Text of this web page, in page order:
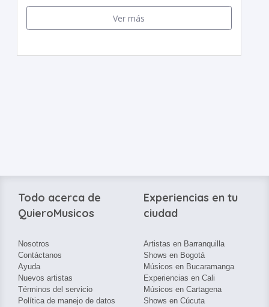
Ver más
Todo acerca de
QuieroMusicos
Nosotros
Contáctanos
Ayuda
Nuevos artistas
Términos del servicio
Política de manejo de datos
Experiencias en tu
ciudad
Artistas en Barranquilla
Shows en Bogotá
Músicos en Bucaramanga
Experiencias en Cali
Músicos en Cartagena
Shows en Cúcuta